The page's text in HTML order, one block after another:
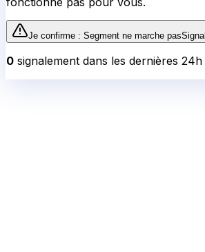
Je confirme : Segment ne marche pas
0 signalement dans les dernières 24h